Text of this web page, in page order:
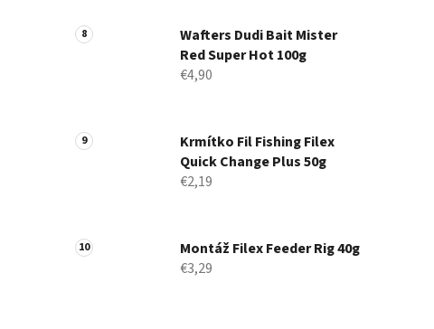
Wafters Dudi Bait Mister
Red Super Hot 100g
€4,90
Krmítko Fil Fishing Filex
Quick Change Plus 50g
€2,19
Montáž Filex Feeder Rig 40g
€3,29